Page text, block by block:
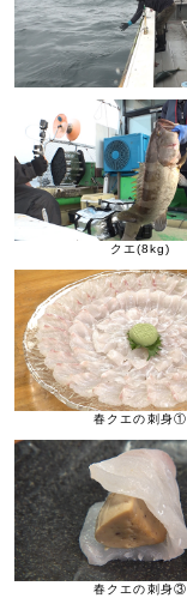
クエ(8kg)
春クエの刺身①
春クエの刺身③